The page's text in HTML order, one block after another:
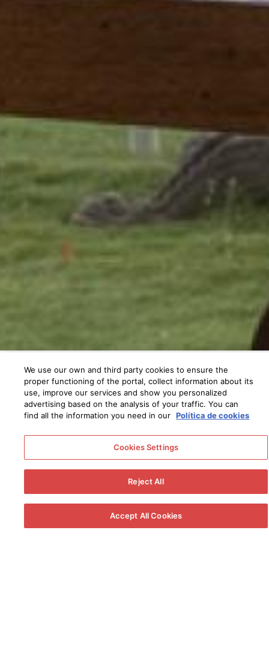
Restaurantes
El Hotel Bodega Tío Pepe te ofrece espacios
enogastronómicos para cada ocasión y un abanico
de propuestas culinarias que abarca desde los
sabores andaluces más tradicionales hasta
con vinos especialmente seleccionados por
nuestros enólogos.
We use our own and third party cookies to ensure the
proper functioning of the portal, collect information about its
use, improve our services and show you personalized
advertising based on the analysis of your traffic. You can
find all the information you need in our Política de cookies
Cookies Settings
Reject All
Accept All Cookies